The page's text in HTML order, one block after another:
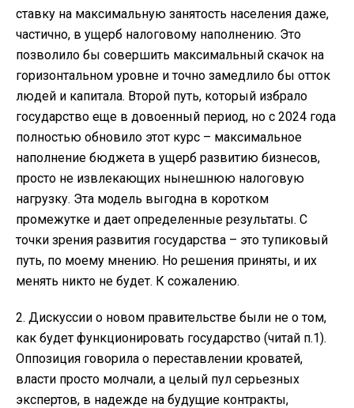
ставку на максимальную занятость населения даже,
частично, в ущерб налоговому наполнению. Это
позволило бы совершить максимальный скачок на
горизонтальном уровне и точно замедлило бы отток
людей и капитала. Второй путь, который избрало
государство еще в довоенный период, но с 2024 года
полностью обновило этот курс – максимальное
наполнение бюджета в ущерб развитию бизнесов,
просто не извлекающих нынешнюю налоговую
нагрузку. Эта модель выгодна в коротком
промежутке и дает определенные результаты. С
точки зрения развития государства – это тупиковый
путь, по моему мнению. Но решения приняты, и их
менять никто не будет. К сожалению.
2. Дискуссии о новом правительстве были не о том,
как будет функционировать государство (читай п.1).
Оппозиция говорила о переставлении кроватей,
власти просто молчали, а целый пул серьезных
экспертов, в надежде на будущие контракты,